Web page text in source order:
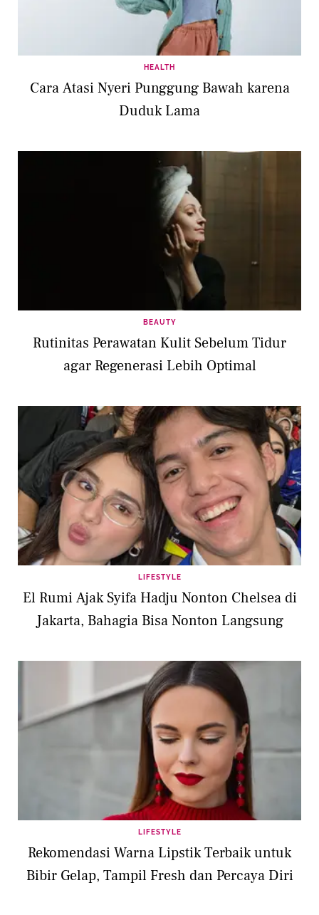
HEALTH
Cara Atasi Nyeri Punggung Bawah karena
Duduk Lama
BEAUTY
Rutinitas Perawatan Kulit Sebelum Tidur
agar Regenerasi Lebih Optimal
LIFESTYLE
El Rumi Ajak Syifa Hadju Nonton Chelsea di
Jakarta, Bahagia Bisa Nonton Langsung
LIFESTYLE
Rekomendasi Warna Lipstik Terbaik untuk
Bibir Gelap, Tampil Fresh dan Percaya Diri